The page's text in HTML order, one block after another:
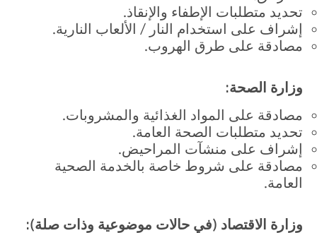
تحديد متطلبات الإطفاء والإنقاذ.
إشراف على استخدام النار / الألعاب النارية.
مصادقة على طرق الهروب.
وزارة الصحة:
مصادقة على المواد الغذائية والمشروبات.
تحديد متطلبات الصحة العامة.
إشراف على منشآت المراحيض.
مصادقة على شروط خاصة بالخدمة الصحية
العامة.
وزارة الاقتصاد (في حالات موضوعية وذات صلة):